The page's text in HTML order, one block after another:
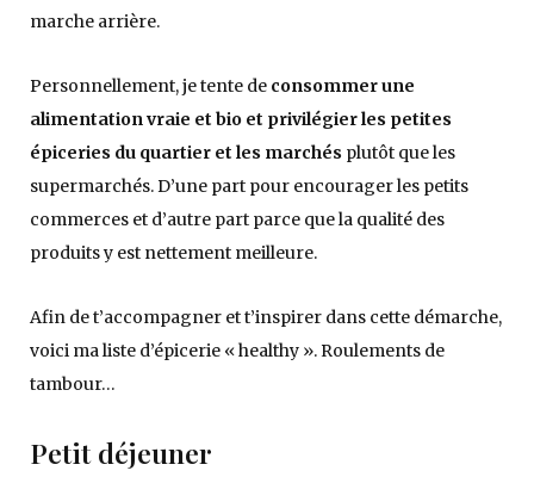
marche arrière.
Personnellement, je tente de consommer une
alimentation vraie et bio et privilégier les petites
épiceries du quartier et les marchés plutôt que les
supermarchés. D’une part pour encourager les petits
commerces et d’autre part parce que la qualité des
produits y est nettement meilleure.
Afin de t’accompagner et t’inspirer dans cette démarche,
voici ma liste d’épicerie « healthy ». Roulements de
tambour…
Petit déjeuner